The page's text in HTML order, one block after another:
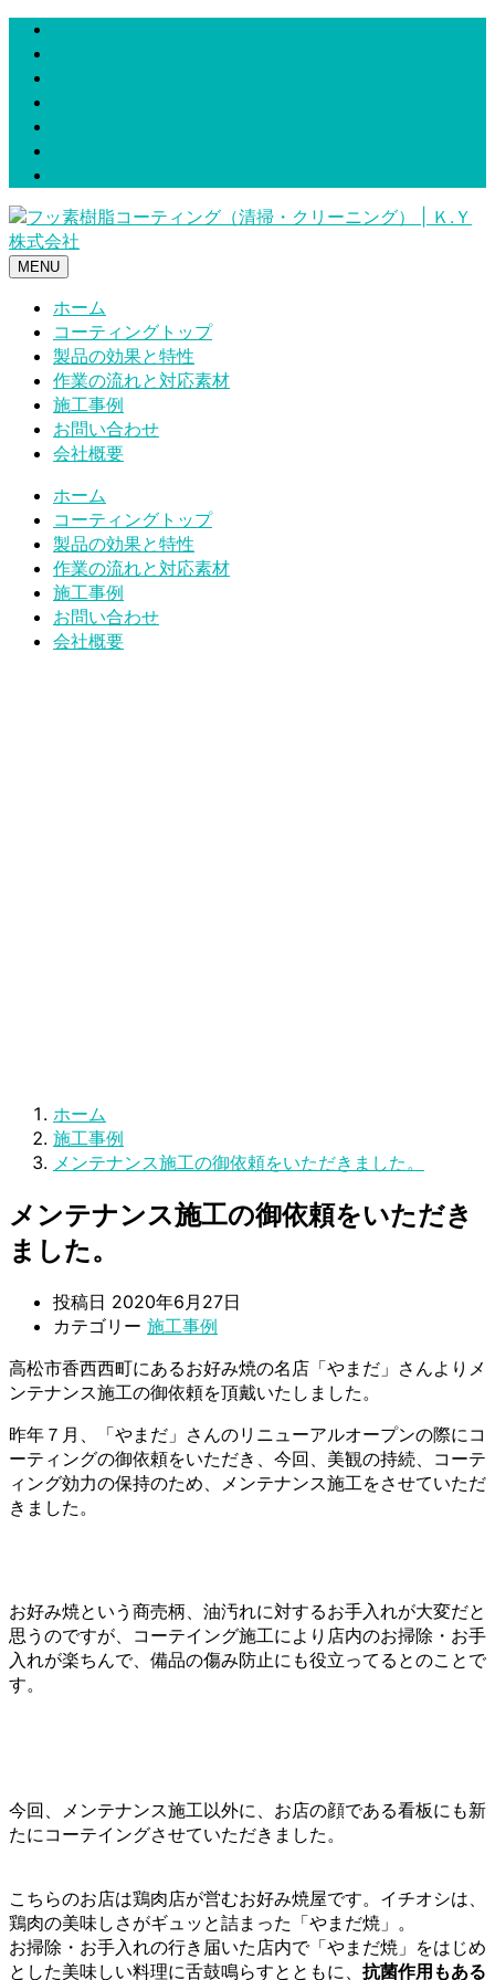
MENU
ホーム
コーティングトップ
製品の効果と特性
作業の流れと対応素材
施工事例
お問い合わせ
会社概要
ホーム
コーティングトップ
製品の効果と特性
作業の流れと対応素材
施工事例
お問い合わせ
会社概要
ホーム
施工事例
メンテナンス施工の御依頼をいただきました。
メンテナンス施工の御依頼をいただき
ました。
投稿日 2020年6月27日
カテゴリー 施工事例
高松市香西西町にあるお好み焼の名店「やまだ」さんよりメ
ンテナンス施工の御依頼を頂戴いたしました。
昨年７月、「やまだ」さんのリニューアルオープンの際にコ
ーティングの御依頼をいただき、今回、美観の持続、コーテ
ィング効力の保持のため、メンテナンス施工をさせていただ
きました。
お好み焼という商売柄、油汚れに対するお手入れが大変だと
思うのですが、コーテイング施工により店内のお掃除・お手
入れが楽ちんで、備品の傷み防止にも役立ってるとのことで
す。
今回、メンテナンス施工以外に、お店の顔である看板にも新
たにコーテイングさせていただきました。
こちらのお店は鶏肉店が営むお好み焼屋です。イチオシは、
鶏肉の美味しさがギュッと詰まった「やまだ焼」。
お掃除・お手入れの行き届いた店内で「やまだ焼」をはじめ
とした美味しい料理に舌鼓鳴らすとともに、 抗菌作用もある